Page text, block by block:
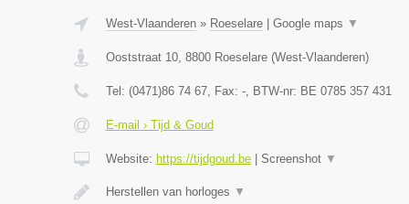
West-Vlaanderen» Roeselare| Google maps ▼
Ooststraat 10, 8800 Roeselare(West-Vlaanderen)
Tel: (0471)86 74 67, Fax: -, BTW-nr: BE 0785 357 431
E-mail › Tijd & Goud
Website: https://tijdgoud.be| Screenshot ▼
Herstellen van horloges ▼